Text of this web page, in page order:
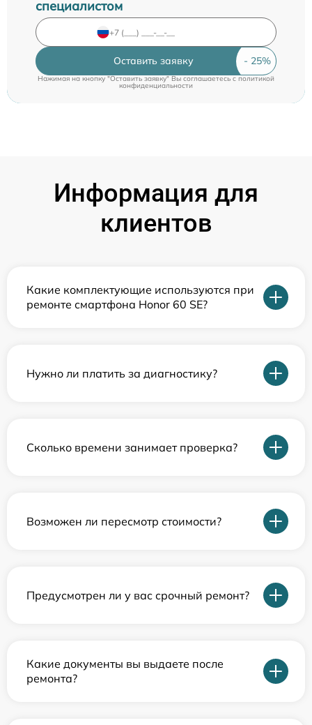
специалистом
Оставить заявку
Нажимая на кнопку "Оставить заявку" Вы соглашаетесь cполитикой
конфиденциальности
Информация для
клиентов
Какие комплектующие используются при
ремонте смартфона Honor 60 SE?
Нужно ли платить за диагностику?
Сколько времени занимает проверка?
Возможен ли пересмотр стоимости?
Предусмотрен ли у вас срочный ремонт?
Какие документы вы выдаете после
ремонта?